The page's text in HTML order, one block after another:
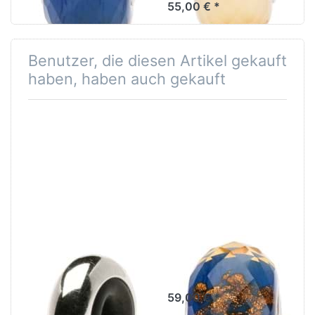
die Freundschaft.
55,00 € *
Benutzer, die diesen Artikel gekauft
haben, haben auch gekauft
Trollbeads
Silber Spacer
(Stopper)
TAGBE-00073
Blaues Funkeln
TGLBE-30038
59,00 € *